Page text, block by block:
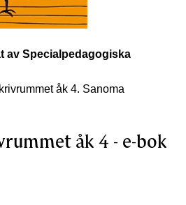
av Specialpedagogiska
åk 4. Sanoma
åk 4 - e-bok